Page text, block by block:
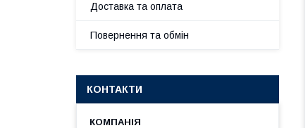
Доставка та оплата
Повернення та обмін
КОНТАКТИ